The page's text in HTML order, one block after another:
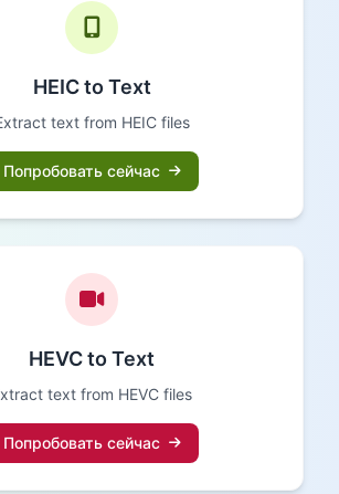
HEIC to Text
text from HEIC files
Попробовать сейчас
HEVC to Text
text from HEVC files
Попробовать сейчас